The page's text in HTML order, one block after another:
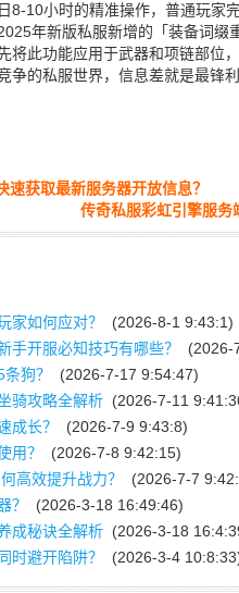
8-10小时的精准操作，普通玩家
年新版私服新增的「装备词缀
将此功能应用于武器和项链部位
争的私服世界，信息差就是最锋
获取最新服务器开放信息？
传奇私服彩虹引擎服务
家如何应对？
(2026-8-1 9:43:1)
手开服必知技巧有哪些？
(2026-
狗？
(2026-7-17 9:54:47)
骑攻略全解析 (2026-7-11
成长？
(2026-7-9 9:43:8)
用？
(2026-7-8 9:42:15)
高效提升战力？
(2026-7-7
？
(2026-3-18 16:49:46)
成秘诀全解析 (2026-3-18
时避开陷阱？
(2026-3-4